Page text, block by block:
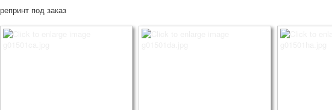
репринт под заказ